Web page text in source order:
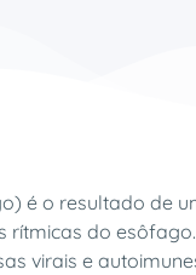
é o resultado de
do
virais e